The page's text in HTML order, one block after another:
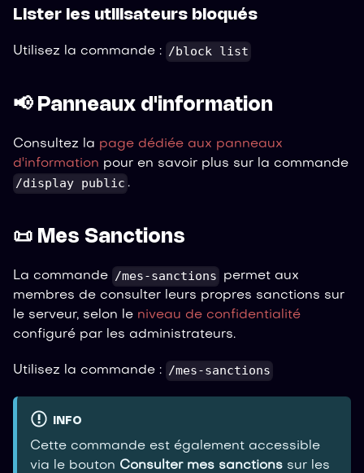
Lister les utilisateurs bloqués
Utilisez la commande : /block list
📢 Panneaux d'information
Consultez la page dédiée aux panneaux
d'information pour en savoir plus sur la commande
/display public .
📜 Mes Sanctions
La commande /mes-sanctions
permet aux
membres de consulter leurs propres sanctions sur
le serveur, selon le niveau de confidentialité
configuré par les administrateurs.
Utilisez la commande : /mes-sanctions
INFO
Cette commande est également accessible
via le bouton Consulter mes sanctions sur les